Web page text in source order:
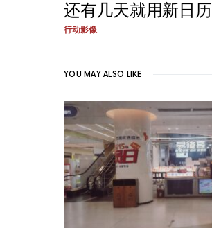
还有几天就用新日历
行动影像
YOU MAY ALSO LIKE